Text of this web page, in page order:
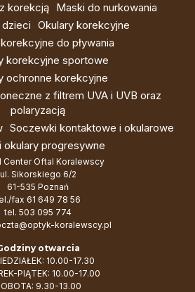
korekcją Maski do nurkowania
dzieci Okulary korekcyjne
do pływania
korekcyjne sportowe
ochronne korekcyjne
z filtrem UVA i UVB oraz
polaryzacją
Soczewki kontaktowe i okularowe
okulary progresywne
Center Oftal Koralewscy
ul. Sikorskiego 6/2
61-535 Poznań
fax 61 649 78 56
tel. 503 095 774
koralewscy.pl
otwarcia
10.00-17.30
PIĄTEK: 10.00-17.00
9.30-13.00